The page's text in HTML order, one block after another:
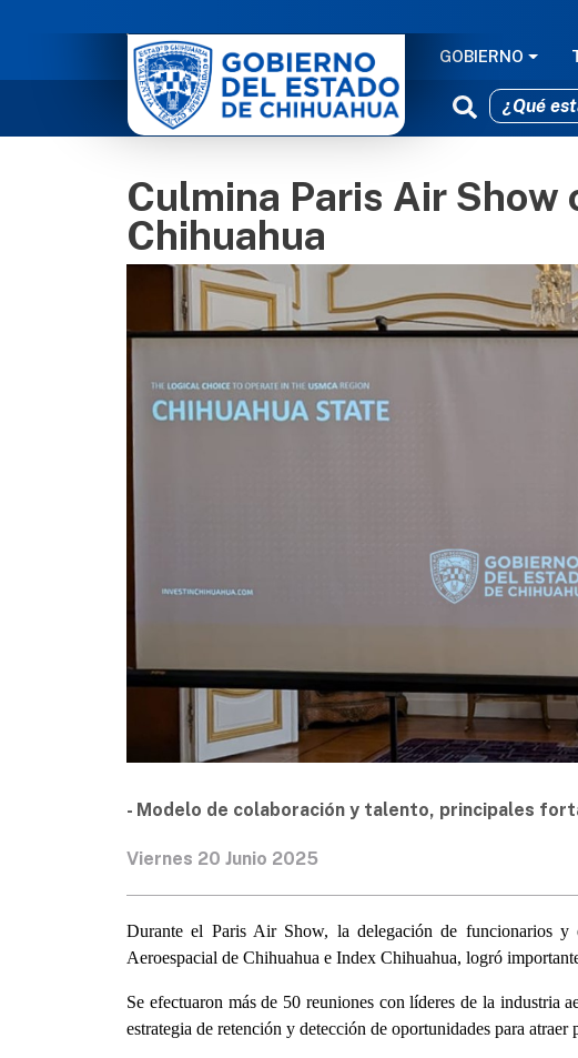
GOBIERNO
Culmina Paris Air Show
Chihuahua
- Modelo de colaboración y talento, principales
Viernes 20 Junio 2025
Durante el Paris Air Show, la delegación de funcionarios y
Aeroespacial de Chihuahua e Index Chihuahua, logró
Se efectuaron más de 50 reuniones con líderes de la industria
estrategia de retención y detección de oportunidades para